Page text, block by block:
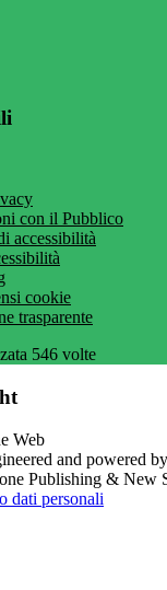
con il Pubblico
accessibilità
cookie
trasparente
546 volte
and powered
Publishing & New
dati personali